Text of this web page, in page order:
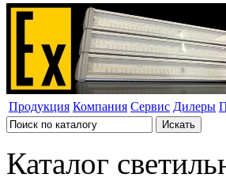
Продукция Компания Сервис Дилеры
Каталог